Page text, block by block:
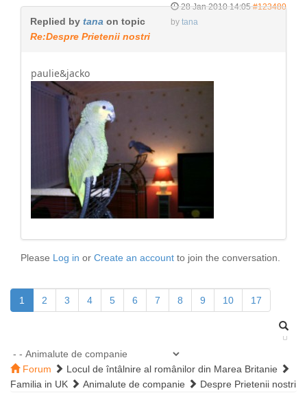
28 Jan 2010 14:05 #123480
by tana
Replied by tana on topic
Re:Despre Prietenii nostri
paulie&jacko
Please Log in or Create an account to join the conversation.
1 2 3 4 5 6 7 8 9 10 17
Forum
Locul de întâlnire al românilor din Marea Britanie
Familia in UK
Animalute de companie Despre Prietenii nostri